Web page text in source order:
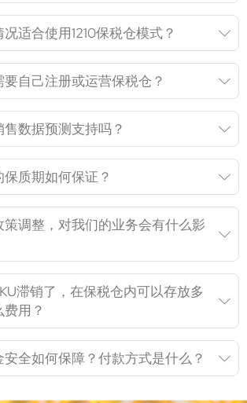
适合使用1210保税仓模式？
自己注册或运营保税仓？
数据预测支持吗？
质期如何保证？
策调整，对我们的业务会有什么影
滞销了，在保税仓内可以存放多
用？
全如何保障？付款方式是什么？